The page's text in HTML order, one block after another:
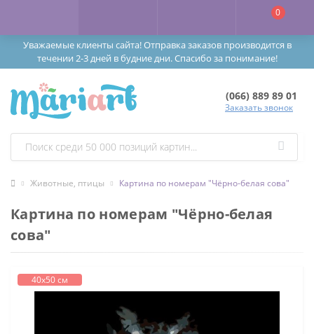
Уважаемые клиенты сайта! Отправка заказов производится в
течении 2-3 дней в будние дни. Спасибо за понимание!
0
(066) 889 89 01
Заказать звонок
Животные, птицы Картина по номерам "Чёрно-белая сова"
Картина по номерам "Чёрно-белая
сова"
40х50 см